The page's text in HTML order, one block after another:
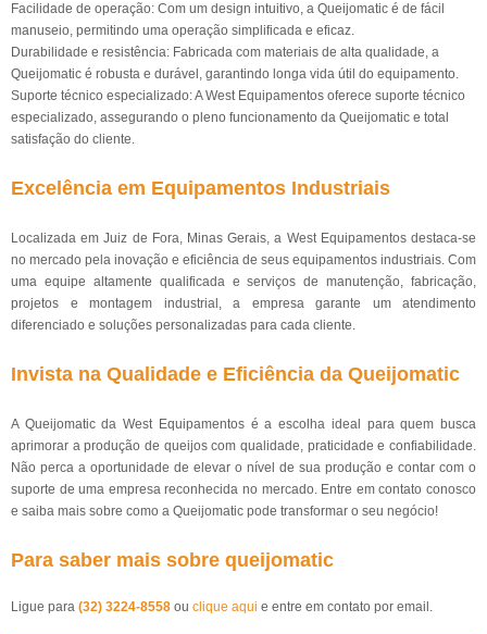
Facilidade de operação: Com um design intuitivo, a Queijomatic é de fácil
manuseio, permitindo uma operação simplificada e eficaz.
Durabilidade e resistência: Fabricada com materiais de alta qualidade, a
Queijomatic é robusta e durável, garantindo longa vida útil do equipamento.
Suporte técnico especializado: A West Equipamentos oferece suporte técnico
especializado, assegurando o pleno funcionamento da Queijomatic e total
satisfação do cliente.
Excelência em Equipamentos Industriais
Localizada em Juiz de Fora, Minas Gerais, a West Equipamentos destaca-se
no mercado pela inovação e eficiência de seus equipamentos industriais. Com
uma equipe altamente qualificada e serviços de manutenção, fabricação,
projetos e montagem industrial, a empresa garante um atendimento
diferenciado e soluções personalizadas para cada cliente.
Invista na Qualidade e Eficiência da Queijomatic
A Queijomatic da West Equipamentos é a escolha ideal para quem busca
aprimorar a produção de queijos com qualidade, praticidade e confiabilidade.
Não perca a oportunidade de elevar o nível de sua produção e contar com o
suporte de uma empresa reconhecida no mercado. Entre em contato conosco
e saiba mais sobre como a Queijomatic pode transformar o seu negócio!
Para saber mais sobre queijomatic
Ligue para (32) 3224-8558 ou clique aqui e entre em contato por email.